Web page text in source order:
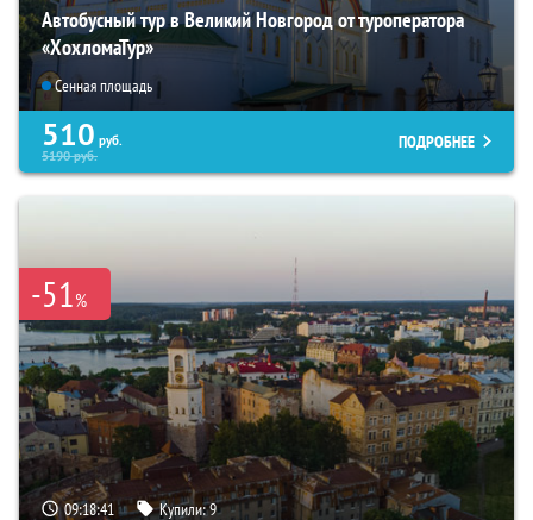
Автобусный тур в Великий Новгород от туроператора
«ХохломаТур»
Сенная площадь
510 руб.
5190руб.
ПОДРОБНЕЕ
-51%
09:18:39 Купили:9